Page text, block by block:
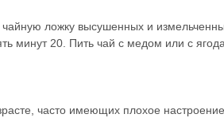
чайную ложку высушенных и
минут 20. Пить чай с медом или с
часто имеющих плохое